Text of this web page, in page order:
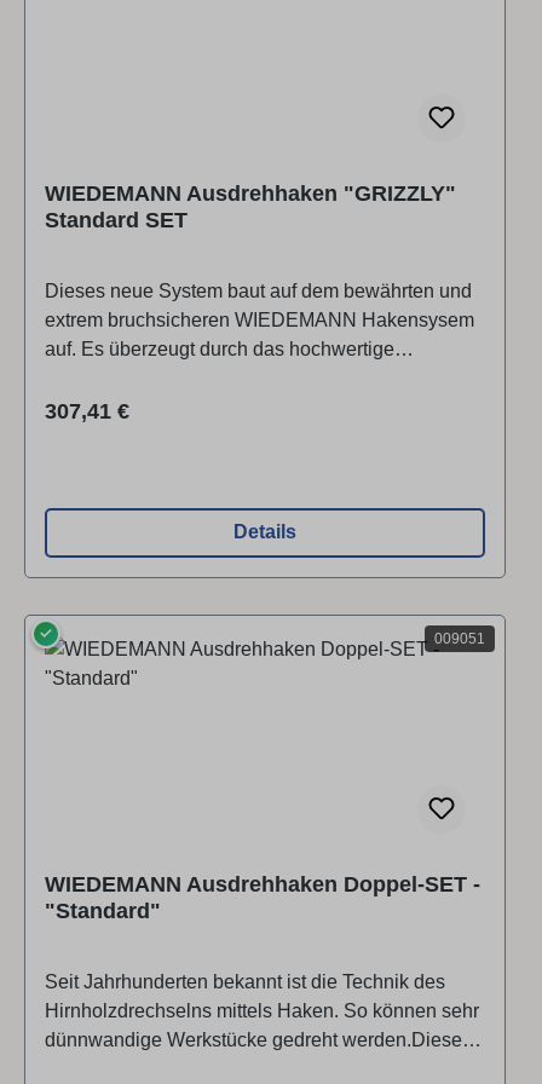
WIEDEMANN Ausdrehhaken "GRIZZLY"
Standard SET
Dieses neue System baut auf dem bewährten und
extrem bruchsicheren WIEDEMANN Hakensysem
auf. Es überzeugt durch das hochwertige
und umfangreiche Kombinationsmöglichkeiten!Die
besonders sicheres Arbeiten bei jedem
Einsatzzweck.SET bestehend aus: Aluminiumheft
300 mm mit Aufnahmebohrung 10 mm und 13
mmHaltestange D = 13 mm, mit 8 mm Aufnahme für
Haken und Aufnahme für TassenstahlHaltestange
D = 13 mm für SchaberplattenAusdrehhaken
Regulärer Preis:
307,41 €
Details
009051
✓
WIEDEMANN Ausdrehhaken Doppel-SET -
"Standard"
Seit Jahrhunderten bekannt ist die Technik des
Hirnholzdrechselns mittels Haken. So können sehr
dünnwandige Werkstücke gedreht werden.Dieser